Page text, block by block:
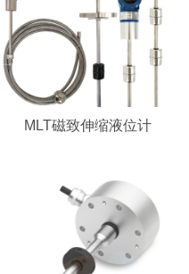
MLT磁致伸缩液位计